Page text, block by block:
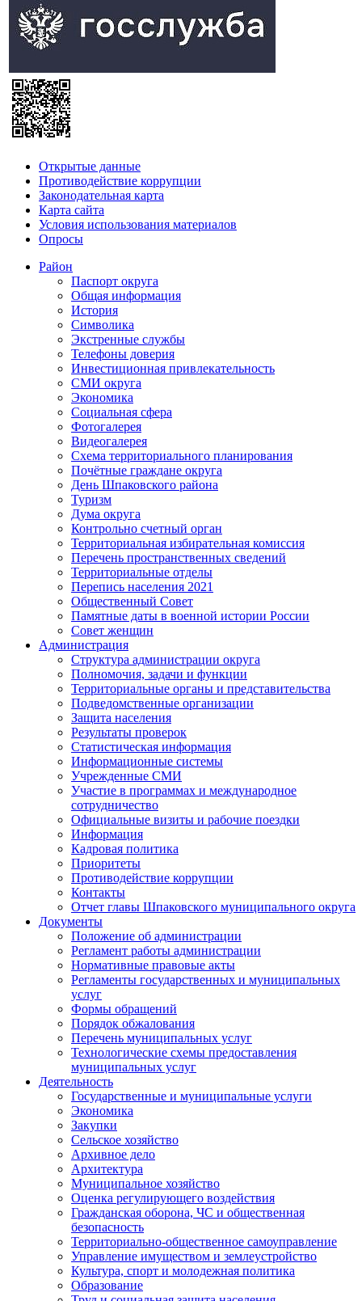
Открытые данные
Противодействие коррупции
Законодательная карта
Карта сайта
Условия использования материалов
Опросы
Район
Паспорт округа
Общая информация
История
Символика
Экстренные службы
Телефоны доверия
Инвестиционная привлекательность
СМИ округа
Экономика
Социальная сфера
Фотогалерея
Видеогалерея
Схема территориального планирования
Почётные граждане округа
День Шпаковского района
Туризм
Дума округа
Контрольно счетный орган
Территориальная избирательная комиссия
Перечень пространственных сведений
Территориальные отделы
Перепись населения 2021
Общественный Совет
Памятные даты в военной истории России
Совет женщин
Администрация
Структура администрации округа
Полномочия, задачи и функции
Территориальные органы и представительства
Подведомственные организации
Защита населения
Результаты проверок
Статистическая информация
Информационные системы
Учрежденные СМИ
Участие в программах и международное
сотрудничество
Официальные визиты и рабочие поездки
Информация
Кадровая политика
Приоритеты
Противодействие коррупции
Контакты
Отчет главы Шпаковского муниципального округа
Документы
Положение об администрации
Регламент работы администрации
Нормативные правовые акты
Регламенты государственных и муниципальных
услуг
Формы обращений
Порядок обжалования
Перечень муниципальных услуг
Технологические схемы предоставления
муниципальных услуг
Деятельность
Государственные и муниципальные услуги
Экономика
Закупки
Сельское хозяйство
Архивное дело
Архитектура
Муниципальное хозяйство
Оценка регулирующего воздействия
Гражданская оборона, ЧС и общественная
безопасность
Территориально-общественное самоуправление
Управление имуществом и землеустройство
Культура, спорт и молодежная политика
Образование